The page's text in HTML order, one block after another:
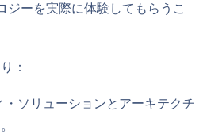
ジーを実際に体験してもらうこ
：
・ソリューションとアーキテクチ